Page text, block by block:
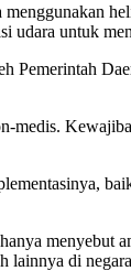
udara untuk
Pemerintah
medis.
menyebut
di